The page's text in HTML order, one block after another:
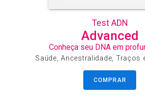
Test ADN
Advanced
Conheça seu DNA em
Saúde, Ancestralidade, Traços
COMPRAR